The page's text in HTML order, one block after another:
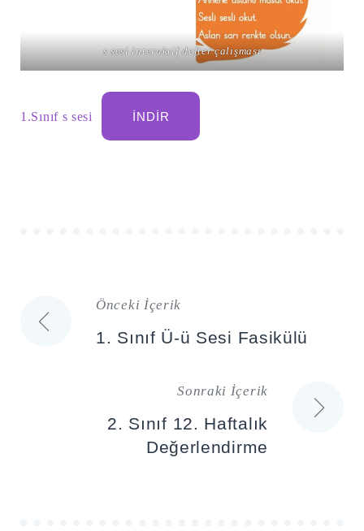
s sesi interaktif defter çalışması
1.Sınıf s sesi İNDIR
Yazı
Önceki İçerik
1. Sınıf Ü-ü Sesi Fasikülü
Sonraki İçerik
2. Sınıf 12. Haftalık
Değerlendirme